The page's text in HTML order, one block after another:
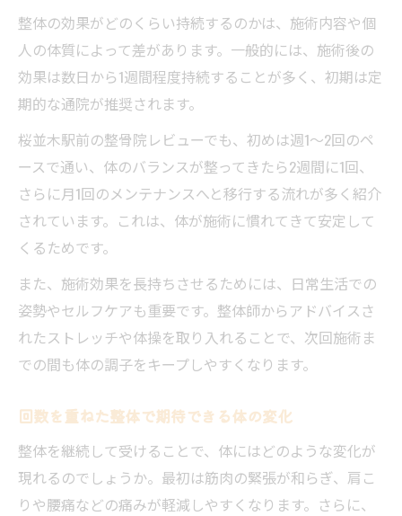
整体の効果がどのくらい持続するのかは、施術内容や個
人の体質によって差があります。一般的には、施術後の
効果は数日から1週間程度持続することが多く、初期は定
期的な通院が推奨されます。
桜並木駅前の整骨院レビューでも、初めは週1〜2回のペ
ースで通い、体のバランスが整ってきたら2週間に1回、
さらに月1回のメンテナンスへと移行する流れが多く紹介
されています。これは、体が施術に慣れてきて安定して
くるためです。
また、施術効果を長持ちさせるためには、日常生活での
姿勢やセルフケアも重要です。整体師からアドバイスさ
れたストレッチや体操を取り入れることで、次回施術ま
での間も体の調子をキープしやすくなります。
回数を重ねた整体で期待できる体の変化
整体を継続して受けることで、体にはどのような変化が
現れるのでしょうか。最初は筋肉の緊張が和らぎ、肩こ
りや腰痛などの痛みが軽減しやすくなります。さらに、